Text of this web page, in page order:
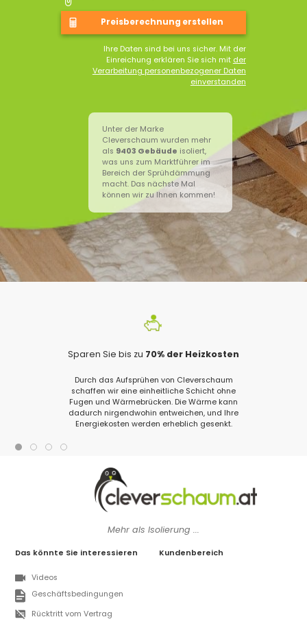
Ihre Daten sind bei uns sicher. Mit der
Einreichung erklären Sie sich mit der
Verarbeitung personenbezogener Daten
einverstanden
Unter der Marke
Cleverschaum wurden mehr
als 9403 Gebäude isoliert,
was uns zum Marktführer im
Bereich der Sprühdämmung
macht. Das nächste Mal
können wir zu Ihnen kommen!
Sparen Sie bis zu 70% der Heizkosten
Durch das Aufsprühen von Cleverschaum
schaffen wir eine einheitliche Schicht ohne
Fugen und Wärmebrücken. Die Wärme kann
dadurch nirgendwohin entweichen, und Ihre
Energiekosten werden erheblich gesenkt.
Mehr als Isolierung ...
Das könnte Sie interessieren
Videos
Geschäftsbedingungen
Rücktritt vom Vertrag
Kundenbereich